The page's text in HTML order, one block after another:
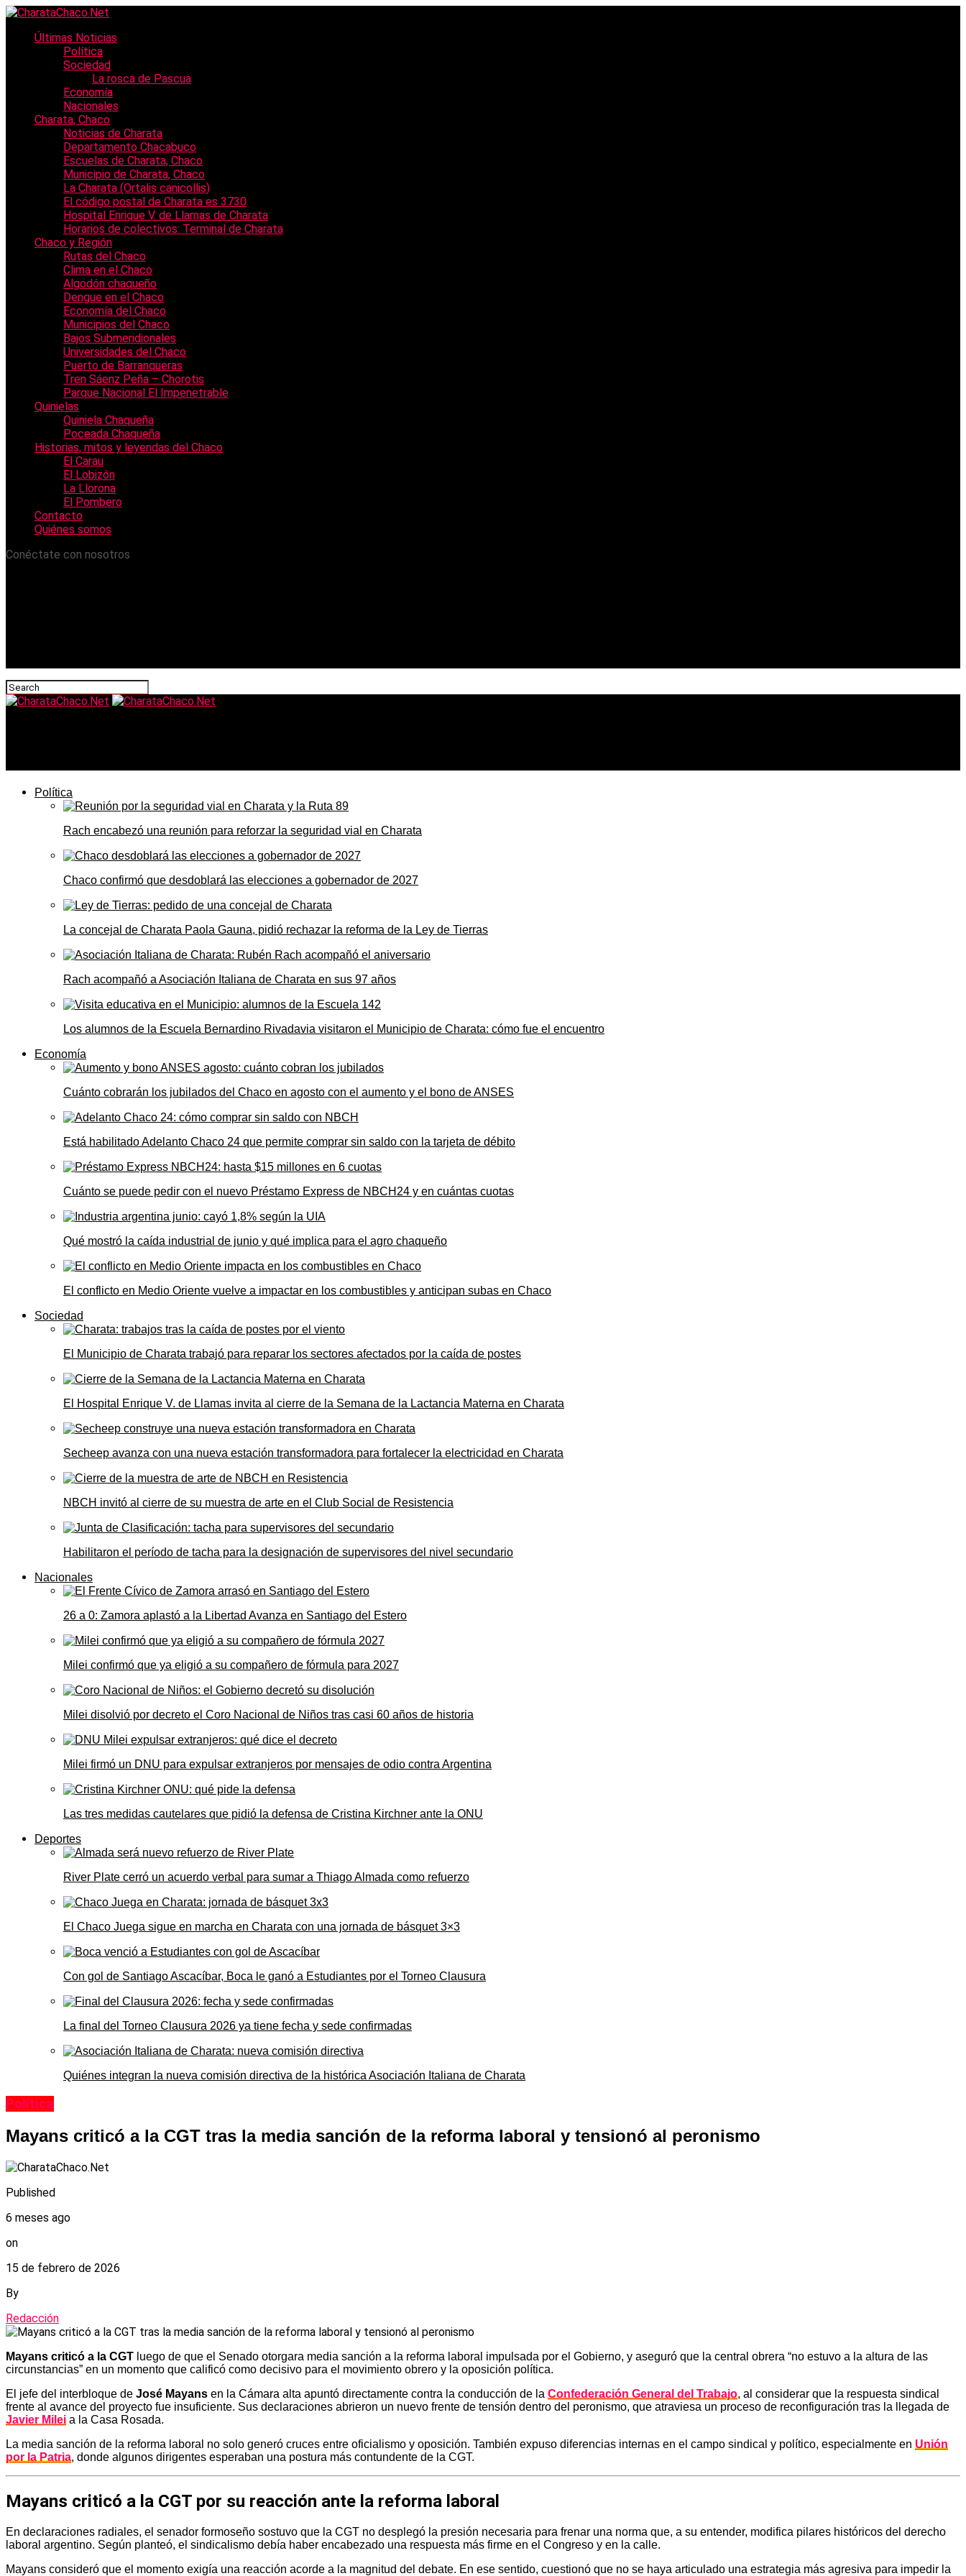
Últimas Noticias
Política
Sociedad
La rosca de Pascua
Economía
Nacionales
Charata, Chaco
Noticias de Charata
Departamento Chacabuco
Escuelas de Charata, Chaco
Municipio de Charata, Chaco
La Charata (Ortalis canicollis)
El código postal de Charata es 3730
Hospital Enrique V. de Llamas de Charata
Horarios de colectivos: Terminal de Charata
Chaco y Región
Rutas del Chaco
Clima en el Chaco
Algodón chaqueño
Dengue en el Chaco
Economía del Chaco
Municipios del Chaco
Bajos Submeridionales
Universidades del Chaco
Puerto de Barranqueras
Tren Sáenz Peña – Chorotis
Parque Nacional El Impenetrable
Quinielas
Quiniela Chaqueña
Poceada Chaqueña
Historias, mitos y leyendas del Chaco
El Carau
El Lobizón
La Llorona
El Pombero
Contacto
Quiénes somos
Conéctate con nosotros
Política
Rach encabezó una reunión para reforzar la seguridad vial en Charata
Chaco confirmó que desdoblará las elecciones a gobernador de 2027
La concejal de Charata Paola Gauna, pidió rechazar la reforma de la Ley de Tierras
Rach acompañó a Asociación Italiana de Charata en sus 97 años
Los alumnos de la Escuela Bernardino Rivadavia visitaron el Municipio de Charata: cómo fue el encuentro
Economía
Cuánto cobrarán los jubilados del Chaco en agosto con el aumento y el bono de ANSES
Está habilitado Adelanto Chaco 24 que permite comprar sin saldo con la tarjeta de débito
Cuánto se puede pedir con el nuevo Préstamo Express de NBCH24 y en cuántas cuotas
Qué mostró la caída industrial de junio y qué implica para el agro chaqueño
El conflicto en Medio Oriente vuelve a impactar en los combustibles y anticipan subas en Chaco
Sociedad
El Municipio de Charata trabajó para reparar los sectores afectados por la caída de postes
El Hospital Enrique V. de Llamas invita al cierre de la Semana de la Lactancia Materna en Charata
Secheep avanza con una nueva estación transformadora para fortalecer la electricidad en Charata
NBCH invitó al cierre de su muestra de arte en el Club Social de Resistencia
Habilitaron el período de tacha para la designación de supervisores del nivel secundario
Nacionales
26 a 0: Zamora aplastó a la Libertad Avanza en Santiago del Estero
Milei confirmó que ya eligió a su compañero de fórmula para 2027
Milei disolvió por decreto el Coro Nacional de Niños tras casi 60 años de historia
Milei firmó un DNU para expulsar extranjeros por mensajes de odio contra Argentina
Las tres medidas cautelares que pidió la defensa de Cristina Kirchner ante la ONU
Deportes
River Plate cerró un acuerdo verbal para sumar a Thiago Almada como refuerzo
El Chaco Juega sigue en marcha en Charata con una jornada de básquet 3×3
Con gol de Santiago Ascacíbar, Boca le ganó a Estudiantes por el Torneo Clausura
La final del Torneo Clausura 2026 ya tiene fecha y sede confirmadas
Quiénes integran la nueva comisión directiva de la histórica Asociación Italiana de Charata
Política
Mayans criticó a la CGT tras la media sanción de la reforma laboral y tensionó al peronismo
Published
6 meses ago
on
15 de febrero de 2026
By
Redacción
Mayans criticó a la CGT luego de que el Senado otorgara media sanción a la reforma laboral impulsada por el Gobierno, y aseguró que la central obrera “no estuvo a la altura de las
circunstancias” en un momento que calificó como decisivo para el movimiento obrero y la oposición política.
El jefe del interbloque de José Mayans en la Cámara alta apuntó directamente contra la conducción de la Confederación General del Trabajo, al considerar que la respuesta sindical
frente al avance del proyecto fue insuficiente. Sus declaraciones abrieron un nuevo frente de tensión dentro del peronismo, que atraviesa un proceso de reconfiguración tras la llegada de
Javier Milei a la Casa Rosada.
La media sanción de la reforma laboral no solo generó cruces entre oficialismo y oposición. También expuso diferencias internas en el campo sindical y político, especialmente en Unión
por la Patria, donde algunos dirigentes esperaban una postura más contundente de la CGT.
Mayans criticó a la CGT por su reacción ante la reforma laboral
En declaraciones radiales, el senador formoseño sostuvo que la CGT no desplegó la presión necesaria para frenar una norma que, a su entender, modifica pilares históricos del derecho
laboral argentino. Según planteó, el sindicalismo debía haber encabezado una respuesta más firme en el Congreso y en la calle.
Mayans consideró que el momento exigía una reacción acorde a la magnitud del debate. En ese sentido, cuestionó que no se haya articulado una estrategia más agresiva para impedir la